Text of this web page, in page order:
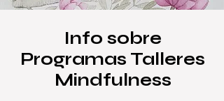
Info sobre
Programas Talleres
Mindfulness